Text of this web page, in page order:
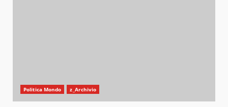
Politica Mondo z_Archivio